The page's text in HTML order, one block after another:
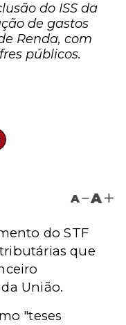
do ISS da
de gastos
Renda, com
públicos.
A A
do STF
que
União.
"teses